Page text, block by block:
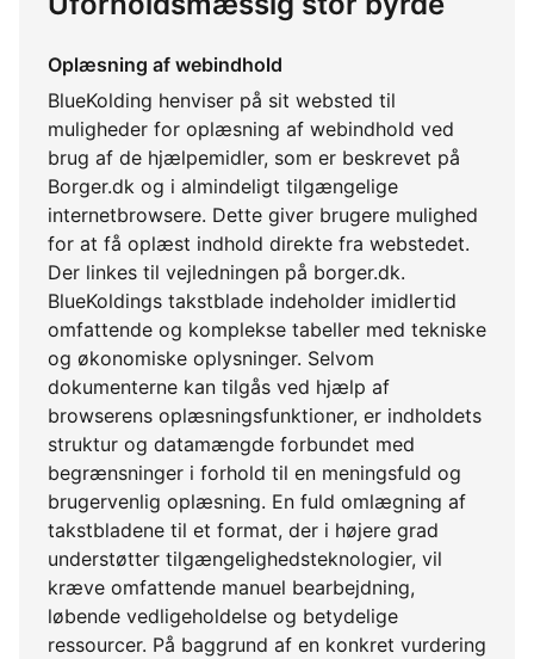
Oplæsning af webindhold
BlueKolding henviser på sit websted til
muligheder for oplæsning af webindhold ved
brug af de hjælpemidler, som er beskrevet på
Borger.dk og i almindeligt tilgængelige
internetbrowsere. Dette giver brugere mulighed
for at få oplæst indhold direkte fra webstedet.
Der linkes til vejledningen på borger.dk.
BlueKoldings takstblade indeholder imidlertid
omfattende og komplekse tabeller med tekniske
og økonomiske oplysninger. Selvom
dokumenterne kan tilgås ved hjælp af
browserens oplæsningsfunktioner, er indholdets
struktur og datamængde forbundet med
begrænsninger i forhold til en meningsfuld og
brugervenlig oplæsning. En fuld omlægning af
takstbladene til et format, der i højere grad
understøtter tilgængelighedsteknologier, vil
kræve omfattende manuel bearbejdning,
løbende vedligeholdelse og betydelige
ressourcer. På baggrund af en konkret vurdering